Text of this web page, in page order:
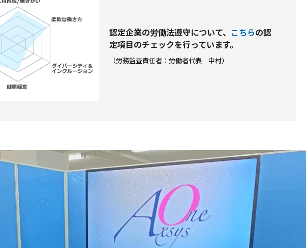
認定企業の労働法遵守について、 こちらの認
定項⽬のチェックを⾏っています。
（労務監査責任者：労働者代表 中村）